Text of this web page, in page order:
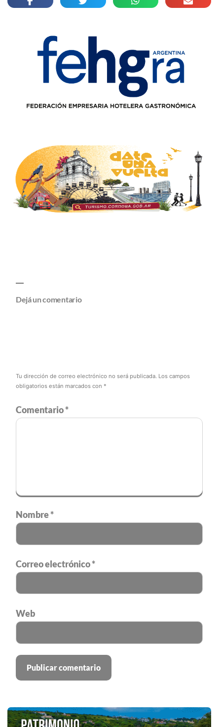
Dejá un comentario
Tu dirección de correo electrónico no será publicada. Los campos
obligatorios están marcados con *
Comentario*
Nombre*
Correo electrónico*
Web